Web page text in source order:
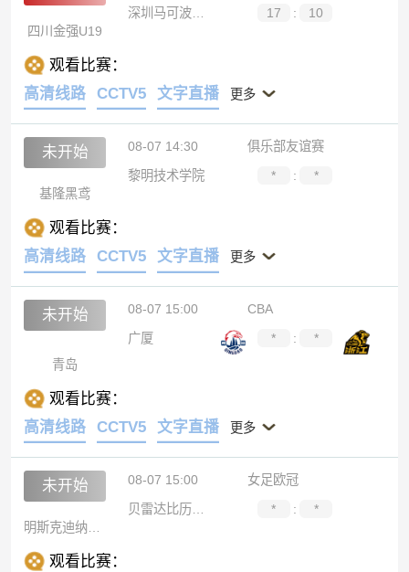
深圳马可波罗U19
17 :
10
四川金强U19
观看比赛：
高清线路
CCTV5 文字直播 更多
未开始 08-07 14:30
俱乐部友谊赛
黎明技术学院
* :
*
基隆黑鸢
观看比赛：
高清线路
CCTV5 文字直播 更多
未开始 08-07 15:00
CBA
广厦
* :
*
青岛
观看比赛：
高清线路
CCTV5 文字直播 更多
未开始 08-07 15:00
女足欧冠
* :
*
观看比赛：